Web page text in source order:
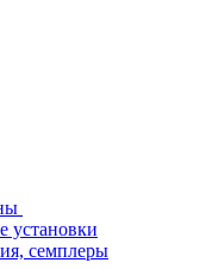
установки
семплеры